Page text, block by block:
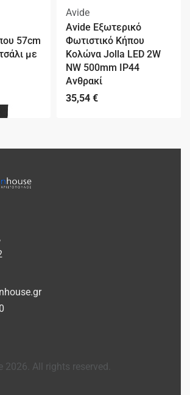
57cm
με
Avide
Avide Εξωτερικό
Φωτιστικό Κήπου
Κολώνα Jolla LED 2W
NW 500mm IP44
Ανθρακί
35,54 €
2026. All rights reserved.